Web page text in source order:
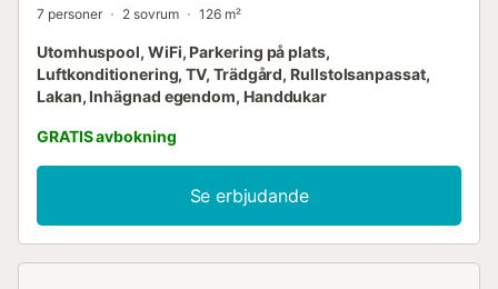
7 personer 2 sovrum 126 m²
Utomhuspool, WiFi, Parkering på plats,
Luftkonditionering, TV, Trädgård, Rullstolsanpassat,
Lakan, Inhägnad egendom, Handdukar
GRATIS avbokning
Se erbjudande